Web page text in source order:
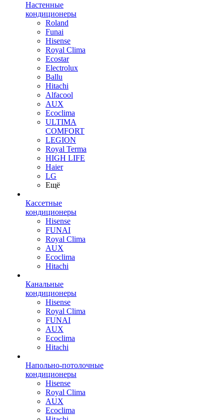
Настенные
кондиционеры
Roland
Funai
Hisense
Royal Clima
Ecostar
Electrolux
Ballu
Hitachi
Alfacool
AUX
Ecoclima
ULTIMA
COMFORT
LEGION
Royal Terma
HIGH LIFE
Haier
LG
Ещё
Кассетные
кондиционеры
Hisense
FUNAI
Royal Clima
AUX
Ecoclima
Hitachi
Канальные
кондиционеры
Hisense
Royal Clima
FUNAI
AUX
Ecoclima
Hitachi
Напольно-потолочные
кондиционеры
Hisense
Royal Clima
AUX
Ecoclima